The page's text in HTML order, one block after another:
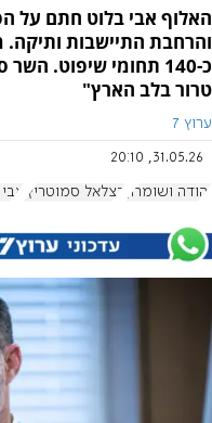
האלוף אבי בלוט חתם על
והרחבת התיישבות
כ-140 תחומי שיפוט.
טרור בלב הארץ"
ערוץ 7
31.05.26, 20:10
יהודה ושומרון בצלאל סמוטריץ'